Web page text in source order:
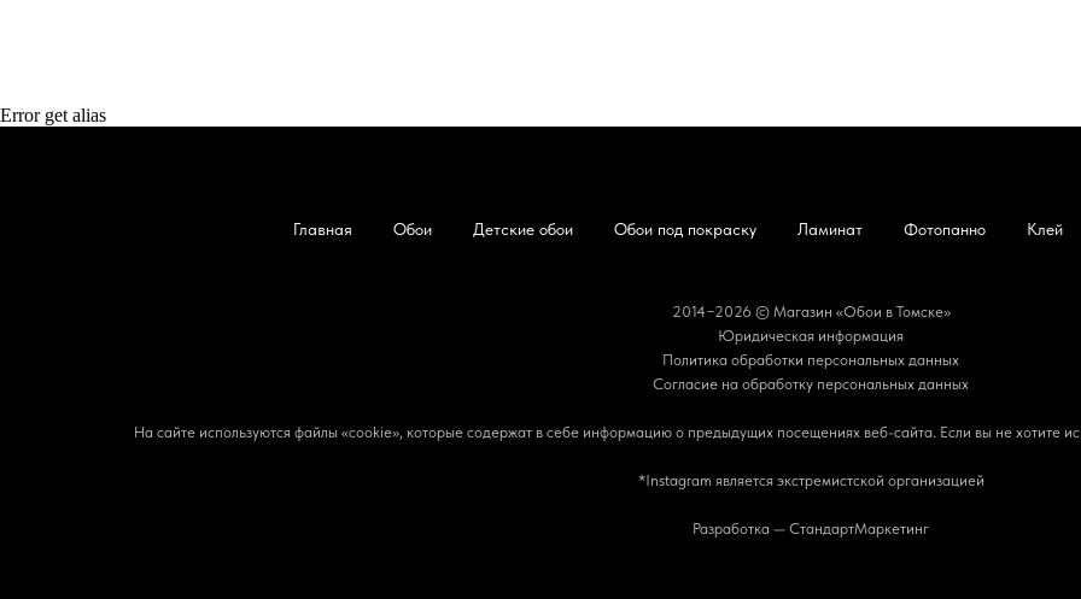
Error get alias
Главная Обои Детские обои Обои под покраску Ламинат Фотопанно Клей
2014−2026 © Магазин «Обои в Томске»
Юридическая информация
Политика обработки персональных данных
Согласие на обработку персональных данных
На сайте используются файлы «cookie», которые содержат в себе информацию о предыдущих посещениях веб-сайта. Если вы не хотите
*Instagram является экстремистской организацией
Разработка — СтандартМаркетинг